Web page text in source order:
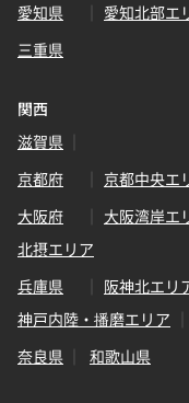
愛知県
愛知北部エ
三重県
関西
滋賀県
京都府
京都中央エ
大阪府
大阪湾岸エ
北摂エリア
兵庫県
阪神北エリ
神戸内陸・播磨エリア
奈良県
和歌山県